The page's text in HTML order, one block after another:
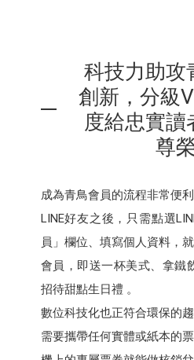
科技力助攻
創新，分級
度給忠實讀
尊
成為青鳥會員的流程非常便
LINE好友之後，只需點選
員」欄位、填寫個人資料，
會員，即送一杯美式、拿鐵
招待甜點生日禮 。
數位科技化也正符合環保的
需要攜帶任何實體或紙本的